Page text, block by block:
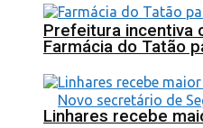
Prefeitura incentiva
Farmácia do Tatão
Linhares recebe